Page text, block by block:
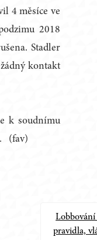
4 měsíce ve
2018
Stadler
kontakt
k soudnímu
(fav)
Lobbování
pravidla,